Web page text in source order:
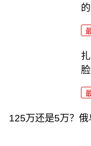
125万还是5万？